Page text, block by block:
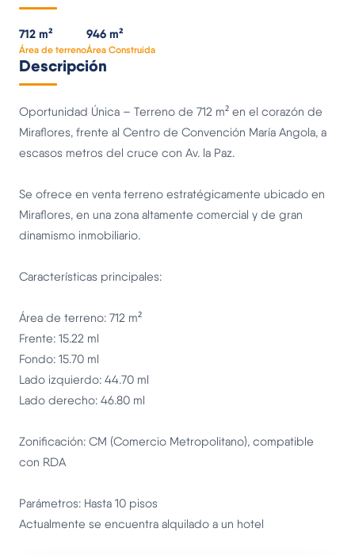
712 m²
Área de terreno
946 m²
Área Construida
Descripción
Oportunidad Única – Terreno de 712 m² en el corazón de
Miraflores, frente al Centro de Convención María Angola, a
escasos metros del cruce con Av. la Paz.
Se ofrece en venta terreno estratégicamente ubicado en
Miraflores, en una zona altamente comercial y de gran
dinamismo inmobiliario.
Características principales:
Área de terreno: 712 m²
Frente: 15.22 ml
Fondo: 15.70 ml
Lado izquierdo: 44.70 ml
Lado derecho: 46.80 ml
Zonificación: CM (Comercio Metropolitano), compatible
con RDA
Parámetros: Hasta 10 pisos
Actualmente se encuentra alquilado a un hotel